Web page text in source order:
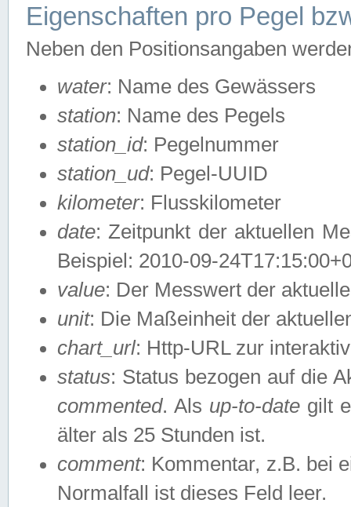
Eigenschaften pro Pegel
Neben den Positionsangaben
water: Name des Gewässers
station: Name des Pegels
station_id: Pegelnummer
station_ud: Pegel-UUID
kilometer: Flusskilometer
date: Zeitpunkt der aktuellen
Beispiel: 2010-09-
value: Der Messwert der
unit: Die Maßeinheit der
chart_url: Http-URL zur
status: Status bezogen auf die
commented. Als up-to-date gilt
älter als 25 Stunden ist.
comment: Kommentar, z.B. bei
Normalfall ist dieses Feld leer.